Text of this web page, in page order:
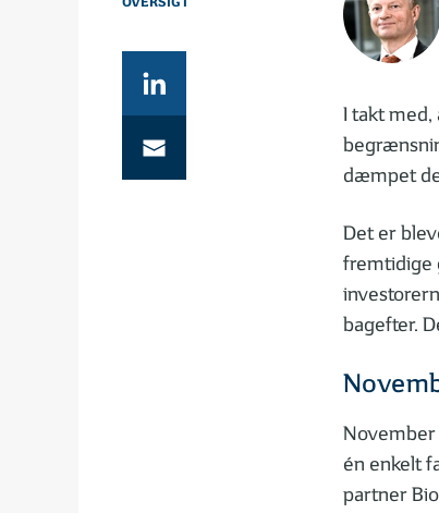
I takt med,
dæmpet
Det er
fremtidige
bagefter.
November
én enkelt
partner